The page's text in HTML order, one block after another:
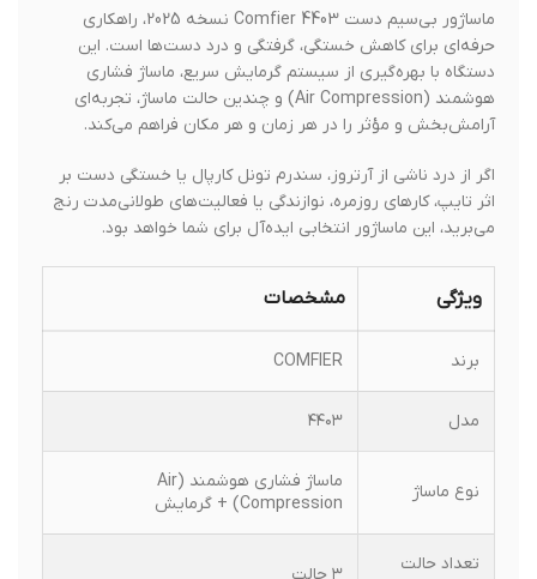
ماساژور بی‌سیم دست Comfier 4403 نسخه 2025، راهکاری
حرفه‌ای برای کاهش خستگی، گرفتگی و درد دست‌ها است. این
دستگاه با بهره‌گیری از سیستم گرمایش سریع، ماساژ فشاری
هوشمند (Air Compression) و چندین حالت ماساژ، تجربه‌ای
آرامش‌بخش و مؤثر را در هر زمان و هر مکان فراهم می‌کند.
اگر از درد ناشی از آرتروز، سندرم تونل کارپال یا خستگی دست بر
اثر تایپ، کارهای روزمره، نوازندگی یا فعالیت‌های طولانی‌مدت رنج
می‌برید، این ماساژور انتخابی ایده‌آل برای شما خواهد بود.
ویژگی مشخصات
COMFIER
نوع ماساژ
ماساژ فشاری هوشمند (Air
Compression) + گرمایش
تعداد حالت